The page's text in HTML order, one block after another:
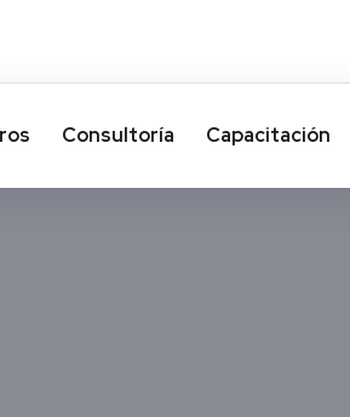
Consultoría Capacitación